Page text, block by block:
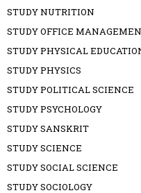
STUDY NUTRITION
STUDY OFFICE
STUDY PHYSICAL
STUDY PHYSICS
STUDY POLITICAL SCIENCE
STUDY PSYCHOLOGY
STUDY SANSKRIT
STUDY SCIENCE
STUDY SOCIAL SCIENCE
STUDY SOCIOLOGY